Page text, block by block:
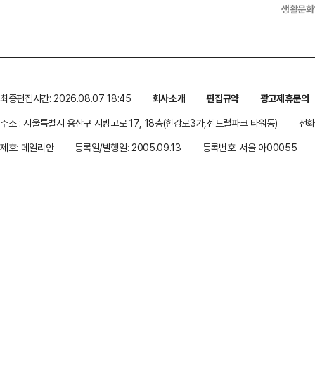
생활문
최종편집시간: 2026.08.07 18:45 회사소개 편집규약
광고제휴문의
주소 : 서울특별시 용산구 서빙고로 17, 18층(한강로3가,센트럴파크 타워동)
전
제호: 데일리안
등록일/발행일: 2005.09.13 등록번호: 서울 아00055